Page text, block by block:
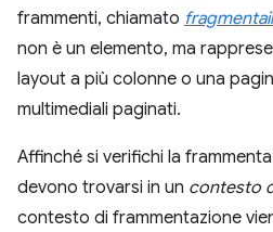
frammenti, chiamato
non è un elemento, ma
layout a più colonne o una
multimediali paginati.
Affinché si verifichi la
devono trovarsi in un contesto
contesto di frammentazione